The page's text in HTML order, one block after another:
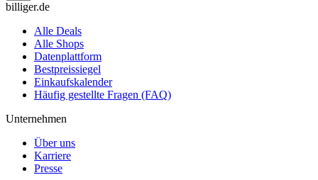
billiger.de
Alle Deals
Alle Shops
Datenplattform
Bestpreissiegel
Einkaufskalender
Häufig gestellte Fragen (FAQ)
Unternehmen
Über uns
Karriere
Presse